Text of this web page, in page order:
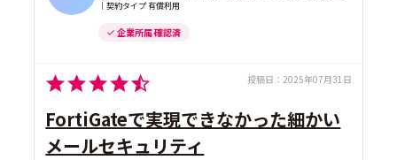
｜契約タイプ 有償利用
企業所属 確認済
投稿日： 2025年07月31日
FortiGateで実現できなかった細かい
メールセキュリティ